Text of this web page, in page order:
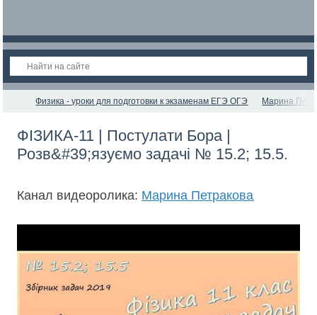
Физика - уроки для подготовки к экзаменам ЕГЭ ОГЭ Марина
ФІЗИКА-11 | Постулати Бора |
Розв&#39;язуємо задачі № 15.2; 15.5.
Канал видеоролика: Марина Петракова